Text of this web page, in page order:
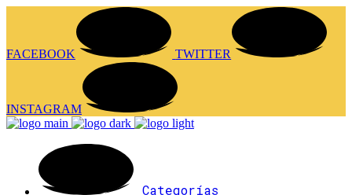
FACEBOOK TWITTER
INSTAGRAM
Categorías